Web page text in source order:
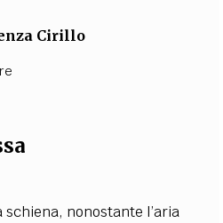
Cirillo
nonostante l’aria